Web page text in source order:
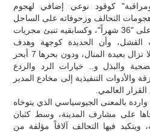
كوقود نوعي إضافي لهجوم
التحالف وزحوفاته على الساحل
الغربي والمستمرة منذ ما يزيد على "36 شهراً"، وكسابقيه تنبئ مجريات
الفشل، وأن الحديدة كوجهة وهدف
استراتيجي لمهندسي الاحتلال، لا تزال بعيدة المنال، ودون بحرها 7 أبحر
والبذل و.. خيارات الرد والردع
والأدوات التنفيذية إلى مخادع المدير
العالمي.
واردة بالمعنى الجيوسياسي الذي يتوخاه
على مشارف المدينة، وسط كثبان
فيها التحالف آلافاً مؤلفة من